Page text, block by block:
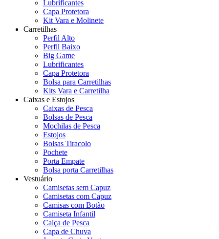
Lubrificantes
Capa Protetora
Kit Vara e Molinete
Carretilhas
Perfil Alto
Perfil Baixo
Big Game
Lubrificantes
Capa Protetora
Bolsa para Carretilhas
Kits Vara e Carretilha
Caixas e Estojos
Caixas de Pesca
Bolsas de Pesca
Mochilas de Pesca
Estojos
Bolsas Tiracolo
Pochete
Porta Empate
Bolsa porta Carretilhas
Vestuário
Camisetas sem Capuz
Camisetas com Capuz
Camisas com Botão
Camiseta Infantil
Calça de Pesca
Capa de Chuva